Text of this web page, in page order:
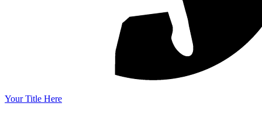
Your Title Here